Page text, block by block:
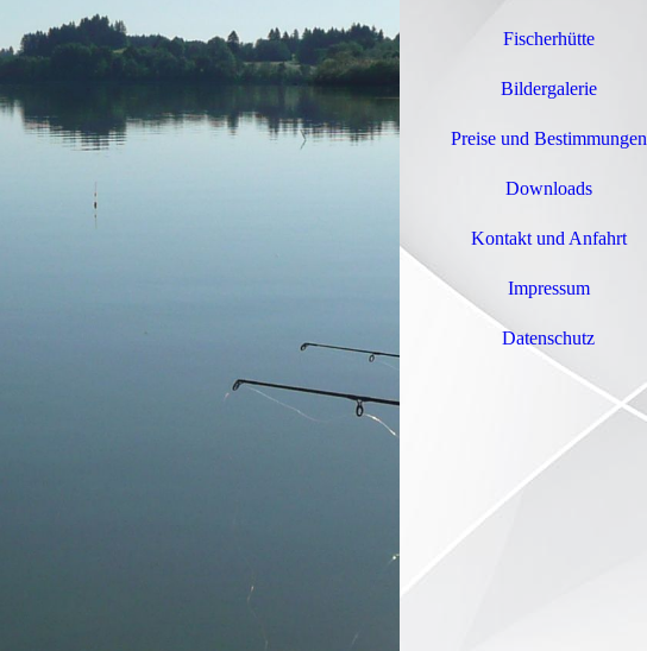
Fischerhütte
Bildergalerie
Preise und Bestimmungen
Downloads
Kontakt und Anfahrt
Impressum
Datenschutz